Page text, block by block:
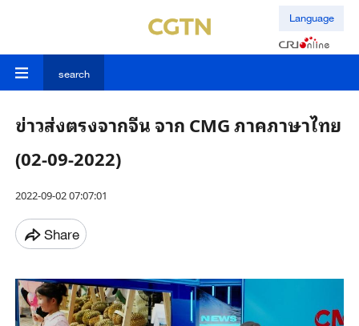
Language
search
ข่าวส่งตรงจากจีน จาก CMG ภาคภาษาไทย
(02-09-2022)
2022-09-02 07:07:01
Share